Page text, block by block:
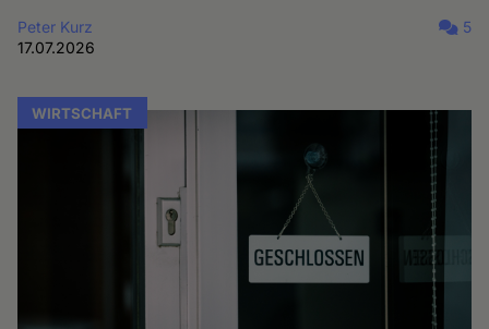
Peter Kurz
17.07.2026
5
WIRTSCHAFT